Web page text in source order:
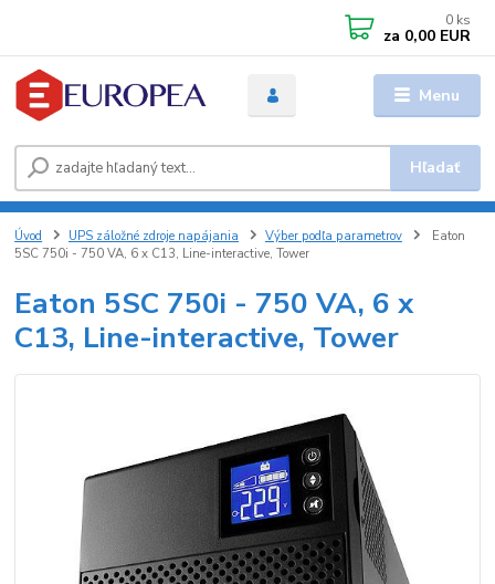
Menu
Hľadať
0 ks
za 0,00 EUR
Úvod UPS záložné zdroje napájania Výber podľa parametrov
Eaton
5SC 750i - 750 VA, 6 x C13, Line-interactive, Tower
Eaton 5SC 750i - 750 VA, 6 x
C13, Line-interactive, Tower